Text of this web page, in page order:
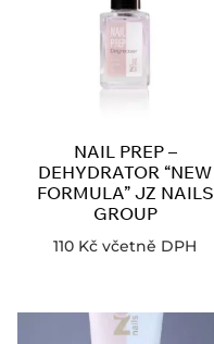
NAIL PREP –
DEHYDRATOR “NEW
FORMULA” JZ NAILS
GROUP
110 Kč včetně DPH